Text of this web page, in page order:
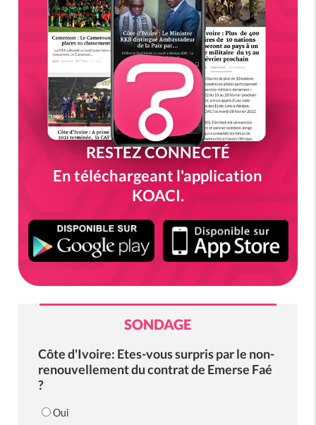
RESTEZ CONNECTÉ
En téléchargeant l'application
KOACI.
SONDAGE
Côte d'Ivoire: Etes-vous surpris par le non-
renouvellement du contrat de Emerse Faé
?
Oui